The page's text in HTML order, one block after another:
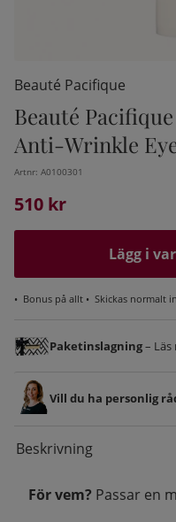
Beauté Pacifique
Beauté
Anti-Wrinkle
Artnr: A0100301
510 kr
Lägg i
• Bonus på allt • Skickas normalt
Paketinslagning–
Vill du ha personlig
Beskrivning
För vem? Passar en